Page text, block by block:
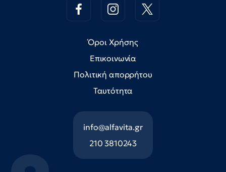
Όροι Χρήσης
Επικοινωνία
Πολιτική απορρήτου
Ταυτότητα
info@alfavita.gr
210 3810243